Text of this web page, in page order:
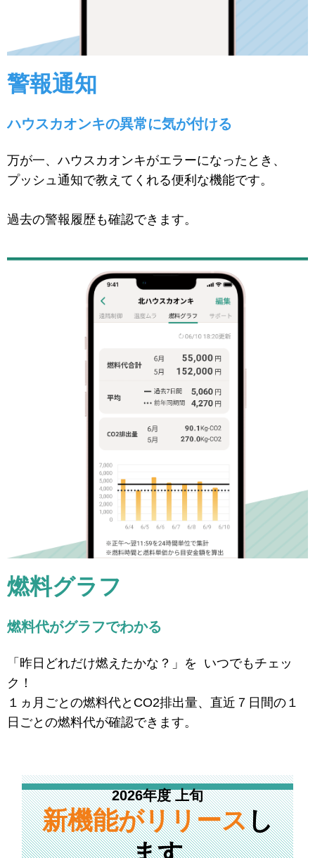
警報通知
ハウスカオンキの異常に気が付ける
万が一、ハウスカオンキがエラーになったとき、
プッシュ通知で教えてくれる便利な機能です。
過去の警報履歴も確認できます。
燃料グラフ
燃料代がグラフでわかる
「昨日どれだけ燃えたかな？」を いつでもチェッ
ク！
１ヵ月ごとの燃料代とCO2排出量、直近７日間の１
日ごとの燃料代が確認できます。
2026年度 上旬
新機能がリリースし